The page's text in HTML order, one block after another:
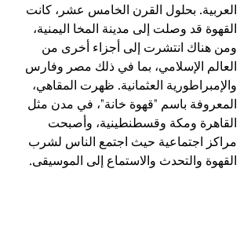
العربية. بحلول القرن الخامس عشر، كانت
القهوة قد وصلت إلى مدينة المخا اليمنية،
ومن هناك انتشرت إلى أجزاء أخرى من
العالم الإسلامي، بما في ذلك مصر وفارس
والإمبراطورية العثمانية. ظهرت المقاهي،
المعروفة باسم "قهوة خانة"، في مدن مثل
القاهرة ومكة وقسطنطينية، وأصبحت
مراكز اجتماعية حيث اجتمع الناس لشرب
القهوة والتحدث والاستماع إلى الموسيقى.